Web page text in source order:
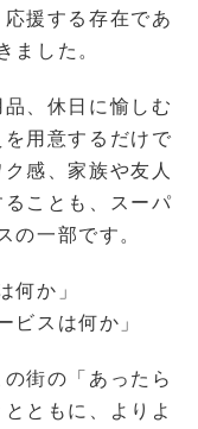
応援する存在であ
ました。
、休日に愉しむ
用意するだけで
感、家族や友人
ことも、 スーパ
の一部です。
何か」
ビスは何か」
街の「あったら
ともに、よりよ